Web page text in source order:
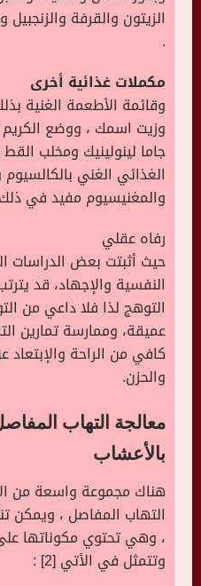
الزيتون والقرفة
.
مكملات غذائية أخرى
وقائمة الأطعمة الغنية
وزيت اسمك ، ووضع
جاما لينولينيك ومخلب
الغذائي الغني
والمغنيسيوم مفيد في
رفاه عقلي
حيث أثبتت بعض الدراسات
النفسية والإجهاد، قد
التوهج لذا فلا داعي من
عميقة، وممارسة تمارين
كافي من الراحة والإبتعاد
والحزن.
معالجة التهاب
بالأعشاب
هناك مجموعة واسعة من
التهاب المفاصل ، ويمكن
، وهي تحتوي مكوناتها
وتتمثل في الأتي [2] :